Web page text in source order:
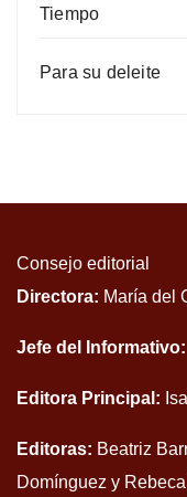
Tiempo
Para su deleite
Consejo editorial
Directora: María del
Jefe del Informativo:
Editora Principal:
Editoras: Beatriz
Domínguez y